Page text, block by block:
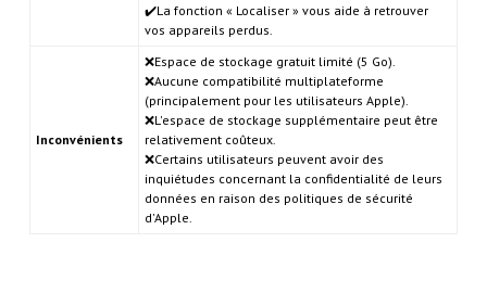
✔️La fonction « Localiser » vous aide à retrouver
vos appareils perdus.
Inconvénients
❌Espace de stockage gratuit limité (5 Go).
❌Aucune compatibilité multiplateforme
(principalement pour les utilisateurs Apple).
❌L'espace de stockage supplémentaire peut être
relativement coûteux.
❌Certains utilisateurs peuvent avoir des
inquiétudes concernant la confidentialité de leurs
données en raison des politiques de sécurité
d'Apple.